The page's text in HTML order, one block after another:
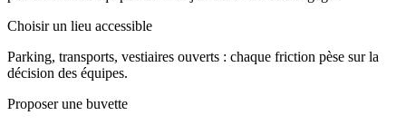
Choisir un lieu accessible
Parking, transports, vestiaires ouverts : chaque friction pèse sur la
décision des équipes.
Proposer une buvette